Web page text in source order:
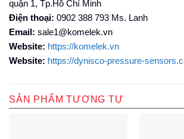
quận 1, Tp.Hồ Chí Minh
Điện thoại: 0902 388 793 Ms. Lanh
Email: sale1@komelek.vn
Website: https://komelek.vn
Website: https://dynisco-pressure-
SẢN PHẨM TƯƠNG TỰ